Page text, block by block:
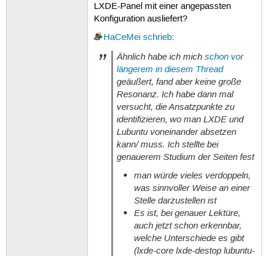
LXDE-Panel mit einer angepassten
Konfiguration ausliefert?
HaCeMei schrieb:
Ähnlich habe ich mich schon vor
längerem in diesem Thread
geäußert, fand aber keine große
Resonanz. Ich habe dann mal
versucht, die Ansatzpunkte zu
identifizieren, wo man LXDE und
Lubuntu voneinander absetzen
kann/ muss. Ich stellte bei
genauerem Studium der Seiten fest
man würde vieles verdoppeln,
was sinnvoller Weise an einer
Stelle darzustellen ist
Es ist, bei genauer Lektüre,
auch jetzt schon erkennbar,
welche Unterschiede es gibt
(lxde-core lxde-destop lubuntu-